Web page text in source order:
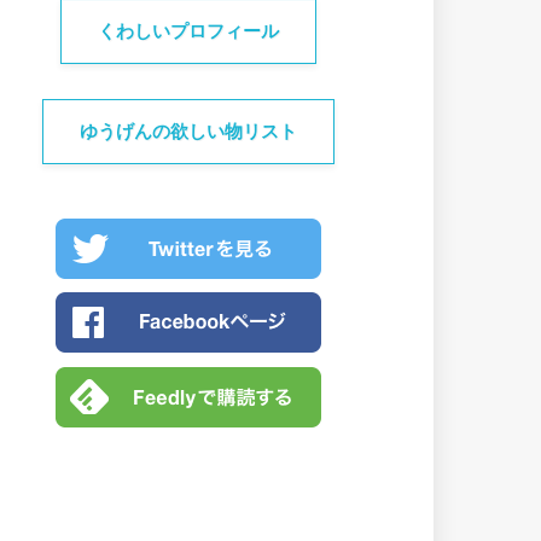
くわしいプロフィール
ゆうげんの欲しい物リスト